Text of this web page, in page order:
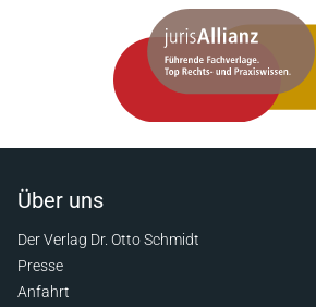
Über uns
Der Verlag Dr. Otto Schmidt
Presse
Anfahrt